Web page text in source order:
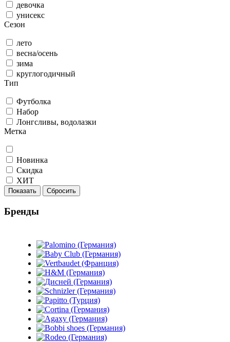
девочка
унисекс
Сезон
лето
весна/осень
зима
круглогодичный
Тип
Футболка
Набор
Лонгсливы, водолазки
Метка
Новинка
Скидка
ХИТ
Показать Сбросить
Бренды